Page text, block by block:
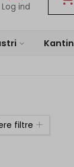
Log ind
filtre